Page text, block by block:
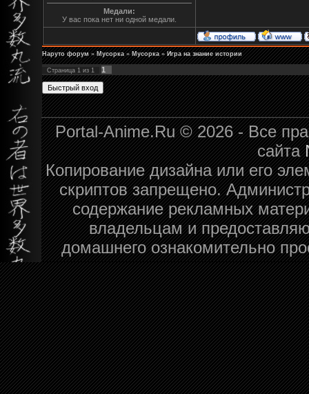
Медали:
У вас пока нет ни одной медали.
Наруто форум » Мусорка » Мусорка » Игра на знание истории
Страница 1 из 1 1
Portal-Anime.Ru © 2026 - Все
сайта
Копирование дизайна или его
скриптов запрещено.
содержание рекламных
владельцам и
домашнего ознакомительно